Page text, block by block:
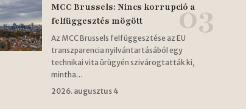
MCC Brussels: Nincs korrupció a
felfüggesztés mögött
Az MCC Brussels felfüggesztése az EU
transzparencia nyilvántartásából egy
technikai vita ürügyén szivárogtatták ki,
mintha…
2026. augusztus 4